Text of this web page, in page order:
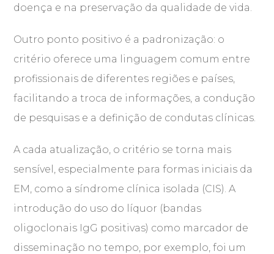
doença e na preservação da qualidade de vida.
Outro ponto positivo é a padronização: o
critério oferece uma linguagem comum entre
profissionais de diferentes regiões e países,
facilitando a troca de informações, a condução
de pesquisas e a definição de condutas clínicas.
A cada atualização, o critério se torna mais
sensível, especialmente para formas iniciais da
EM, como a síndrome clínica isolada (CIS). A
introdução do uso do líquor (bandas
oligoclonais IgG positivas) como marcador de
disseminação no tempo, por exemplo, foi um